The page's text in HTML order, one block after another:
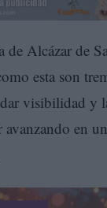
de Alcázar de
esta son
visibilidad y
en